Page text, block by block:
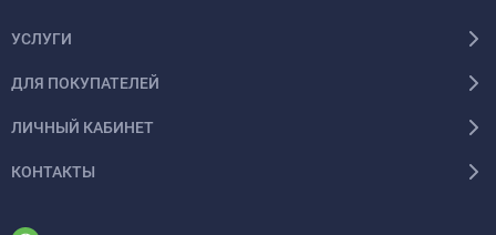
УСЛУГИ
ДЛЯ ПОКУПАТЕЛЕЙ
ЛИЧНЫЙ КАБИНЕТ
КОНТАКТЫ